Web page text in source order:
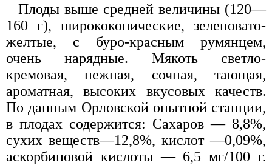
Плоды выше средней величины (120—
160 г), ширококонические, зеленовато-
желтые, с буро-красным румянцем,
очень нарядные. Мякоть светло-
кремовая, нежная, сочная, тающая,
ароматная, высоких вкусовых качеств.
По данным Орловской опытной станции,
в плодах содержится: Сахаров — 8,8%,
сухих веществ—12,8%, кислот —0,09%,
аскорбиновой кислоты — 6,5 мг/100 г.